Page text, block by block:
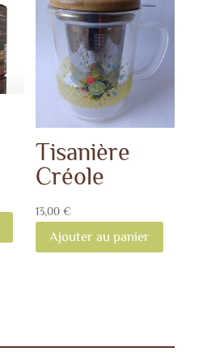
Tisanière
Créole
13,00€
Ajouter au panier